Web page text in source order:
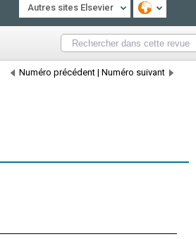
Autres sites Elsevier
Numéro précédent | Numéro suivant